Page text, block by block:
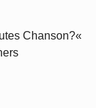
Chanson?«